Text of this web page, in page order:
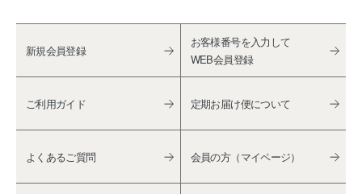
新規会員登録
お客様番号を入力して
WEB会員登録
ご利用ガイド 定期お届け便について
よくあるご質問 会員の方（マイページ）